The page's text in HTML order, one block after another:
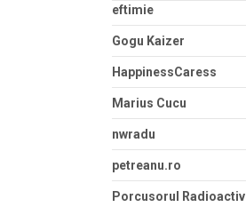
eftimie
Gogu Kaizer
HappinessCaress
Marius Cucu
nwradu
petreanu.ro
Porcusorul Radioactiv